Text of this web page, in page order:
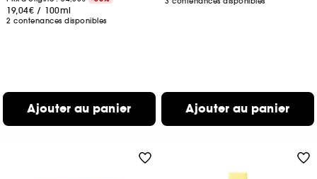
19,04€ / 100ml
2 contenances disponibles
Ajouter au panier Ajouter au panier